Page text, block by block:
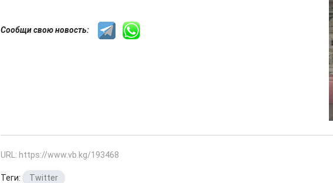
Сообщи свою новость:
URL: https://www.vb.kg/193468
Теги: Twitter